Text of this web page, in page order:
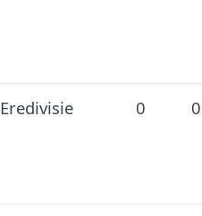
Eredivisie 0 0